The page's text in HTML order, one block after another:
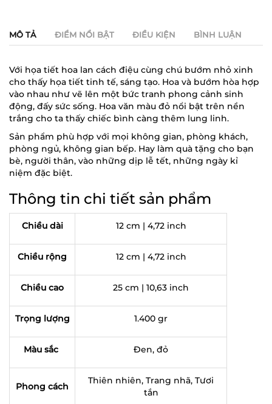
MÔ TẢ ĐIỂM NỔI BẬT ĐIỀU KIỆN BÌNH LUẬN
Với họa tiết hoa lan cách điệu cùng chú bướm nhỏ xinh
cho thấy họa tiết tinh tế, sáng tạo. Hoa và bướm hòa hợp
vào nhau như vẽ lên một bức tranh phong cảnh sinh
động, đấy sức sống. Hoa văn màu đỏ nổi bật trên nền
trắng cho ta thấy chiếc bình càng thêm lung linh.
Sản phẩm phù hợp với mọi không gian, phòng khách,
phòng ngủ, không gian bếp. Hay làm quà tặng cho bạn
bè, người thân, vào những dịp lễ tết, những ngày kỉ
niệm đặc biệt.
Thông tin chi tiết sản phẩm
Chiều dài 12 cm | 4,72 inch
Chiều rộng 12 cm | 4,72 inch
Chiều cao 25 cm | 10,63 inch
Trọng lượng 1.400 gr
Màu sắc Đen, đỏ
Phong cách
Thiên nhiên, Trang nhã, Tươi
tắn